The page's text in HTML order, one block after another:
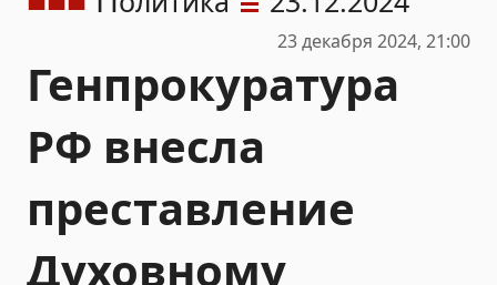
23 декабря 2024, 21:00
Генпрокуратура
РФ внесла
преставление
Духовному